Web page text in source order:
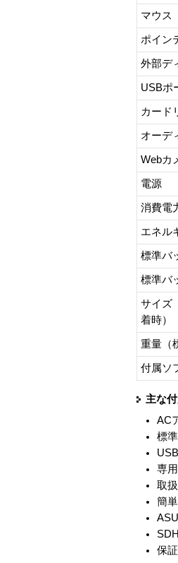
マウス
ポイン
外部デ
USBポ
カード
オーデ
Webカ
電源
消費電
エネル
標準バ
標準バ
サイズ
着時）
重量（
付属ソ
主な
AC
標
専
取
簡
保